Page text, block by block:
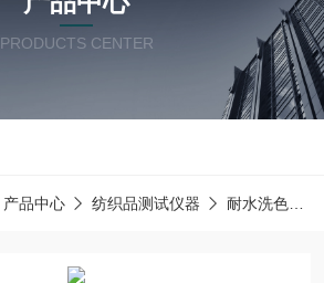
PRODUCTS CENTER
产品中心 纺织品测试仪器 耐水洗色牢度测试仪